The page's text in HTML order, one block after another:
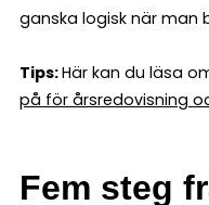
ganska logisk när man
Tips:Här kan du läsa
på för årsredovisning
Fem steg